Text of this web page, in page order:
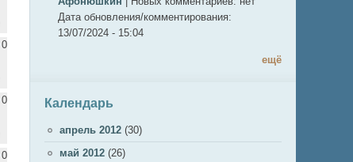
0
0
0
Дата обновления/комментирования:
13/07/2024 - 15:04
ещё
Календарь
апрель 2012 (30)
май 2012 (26)